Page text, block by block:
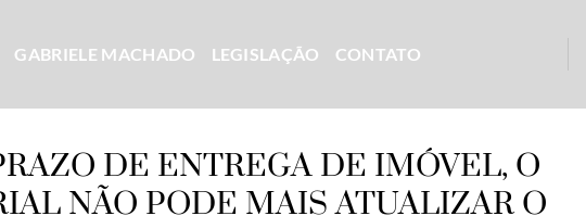
GABRIELE MACHADO LEGISLAÇÃO CONTATO
DE ENTREGA DE IMÓVEL, O
NÃO PODE MAIS ATUALIZAR O